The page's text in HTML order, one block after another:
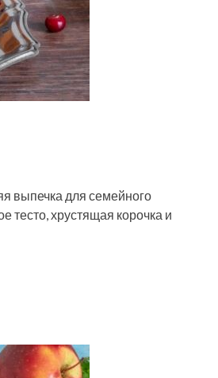
выпечка для семейного
тесто, хрустящая корочка и